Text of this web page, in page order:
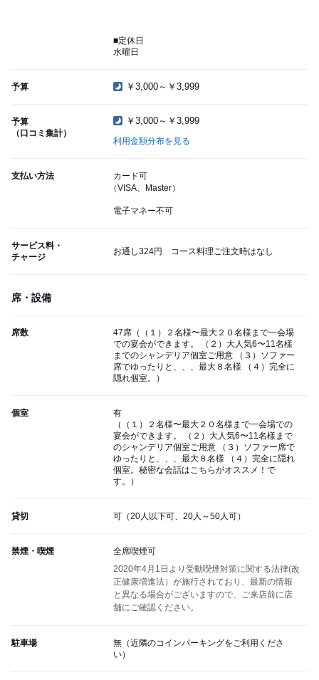
■定休日
水曜日
予算 ￥3,000～￥3,999
予算
（口コミ集計）
￥3,000～￥3,999
利用金額分布を見る
支払い方法
カード可
（VISA、Master）
電子マネー不可
サービス料・
チャージ
お通し324円 コース料理ご注文時はなし
席・設備
席数
47席（（１）２名様〜最大２０名様まで一会場
での宴会ができます。 （２）大人気6〜11名樣
までのシャンデリア個室ご用意 （３）ソファー
席でゆったりと、、、最大８名樣 （４）完全に
隠れ個室。）
個室
有
（（１）２名様〜最大２０名様まで一会場での
宴会ができます。 （２）大人気6〜11名樣まで
のシャンデリア個室ご用意 （３）ソファー席で
ゆったりと、、、最大８名樣 （４）完全に隠れ
個室。秘密な会話はこちらがオススメ！で
す。）
貸切 可（20人以下可、20人～50人可）
禁煙・喫煙
全席喫煙可
2020年4月1日より受動喫煙対策に関する法律(改
正健康増進法）が施行されており、最新の情報
と異なる場合がございますので、ご来店前に店
舗にご確認ください。
駐車場
無（近隣のコインパーキングをご利用くださ
い）